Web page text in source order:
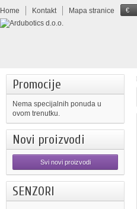
Home Kontakt Mapa stranice €
Promocije
Nema specijalnih ponuda u
ovom trenutku.
Novi proizvodi
Svi novi proizvodi
SENZORI